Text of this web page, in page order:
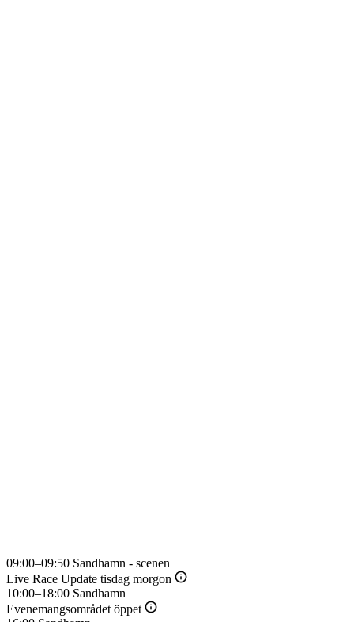
09:00–09:50 Sandhamn - scenen
Live Race Update tisdag morgon
10:00–18:00 Sandhamn
Evenemangsområdet öppet